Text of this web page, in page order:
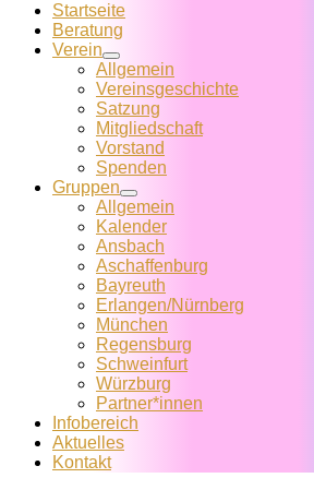
Startseite
Beratung
Verein
Allgemein
Vereins­geschichte
Satzung
Mitglied­schaft
Vorstand
Spenden
Gruppen
Allgemein
Kalender
Ansbach
Aschaffenburg
Bayreuth
Erlangen/Nürnberg
München
Regensburg
Schweinfurt
Würzburg
Partner*innen
Infobereich
Aktuelles
Kontakt